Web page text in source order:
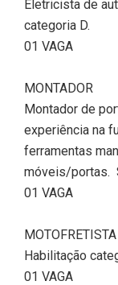
Eletricista de
categoria D.
01 VAGA
MONTADOR
Montador de
experiência na
ferramentas
móveis/portas.
01 VAGA
MOTOFRETISTA
Habilitação
01 VAGA